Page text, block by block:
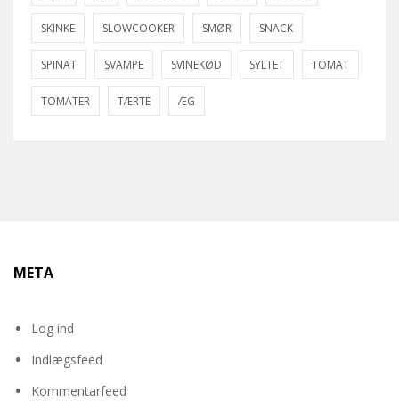
SKINKE SLOWCOOKER SMØR SNACK
SPINAT SVAMPE SVINEKØD SYLTET TOMAT
TOMATER TÆRTE ÆG
META
Log ind
Indlægsfeed
Kommentarfeed